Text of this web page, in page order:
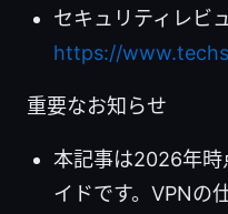
セキュリティレビ
https://
重要なお知らせ
本記事は2026年時
イドです。VPNの